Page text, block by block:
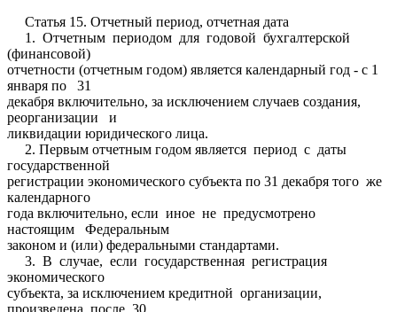
Статья 15. Отчетный период, отчетная дата
1. Отчетным периодом для годовой бухгалтерской
(финансовой)
отчетности (отчетным годом) является календарный год - с 1
января по 31
декабря включительно, за исключением случаев создания,
реорганизации и
ликвидации юридического лица.
2. Первым отчетным годом является период с даты
государственной
регистрации экономического субъекта по 31 декабря того же
календарного
года включительно, если иное не предусмотрено
настоящим Федеральным
законом и (или) федеральными стандартами.
3. В случае, если государственная регистрация
экономического
субъекта, за исключением кредитной организации,
произведена после 30